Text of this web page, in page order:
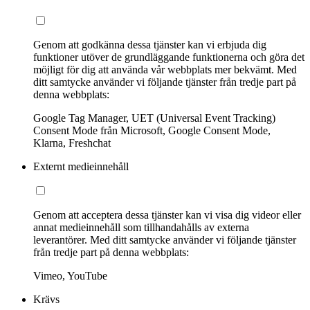
Genom att godkänna dessa tjänster kan vi erbjuda dig
funktioner utöver de grundläggande funktionerna och göra det
möjligt för dig att använda vår webbplats mer bekvämt. Med
ditt samtycke använder vi följande tjänster från tredje part på
denna webbplats:
Google Tag Manager, UET (Universal Event Tracking)
Consent Mode från Microsoft, Google Consent Mode,
Klarna, Freshchat
Externt medieinnehåll
Genom att acceptera dessa tjänster kan vi visa dig videor eller
annat medieinnehåll som tillhandahålls av externa
leverantörer. Med ditt samtycke använder vi följande tjänster
från tredje part på denna webbplats:
Vimeo, YouTube
Krävs